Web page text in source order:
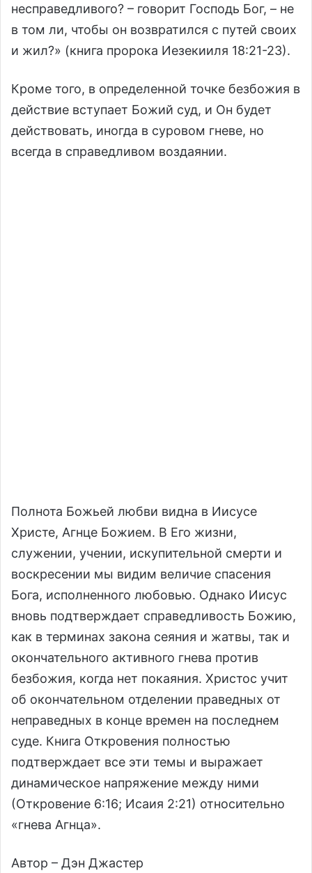
несправедливого? – говорит Господь Бог, – не
в том ли, чтобы он возвратился с путей своих
и жил?» (книга пророка Иезекииля 18:21-23).
Кроме того, в определенной точке безбожия в
действие вступает Божий суд, и Он будет
действовать, иногда в суровом гневе, но
всегда в справедливом воздаянии.
Полнота Божьей любви видна в Иисусе
Христе, Агнце Божием. В Его жизни,
служении, учении, искупительной смерти и
воскресении мы видим величие спасения
Бога, исполненного любовью. Однако Иисус
вновь подтверждает справедливость Божию,
как в терминах закона сеяния и жатвы, так и
окончательного активного гнева против
безбожия, когда нет покаяния. Христос учит
об окончательном отделении праведных от
неправедных в конце времен на последнем
суде. Книга Откровения полностью
подтверждает все эти темы и выражает
динамическое напряжение между ними
(Откровение 6:16; Исаия 2:21) относительно
«гнева Агнца».
Автор – Дэн Джастер